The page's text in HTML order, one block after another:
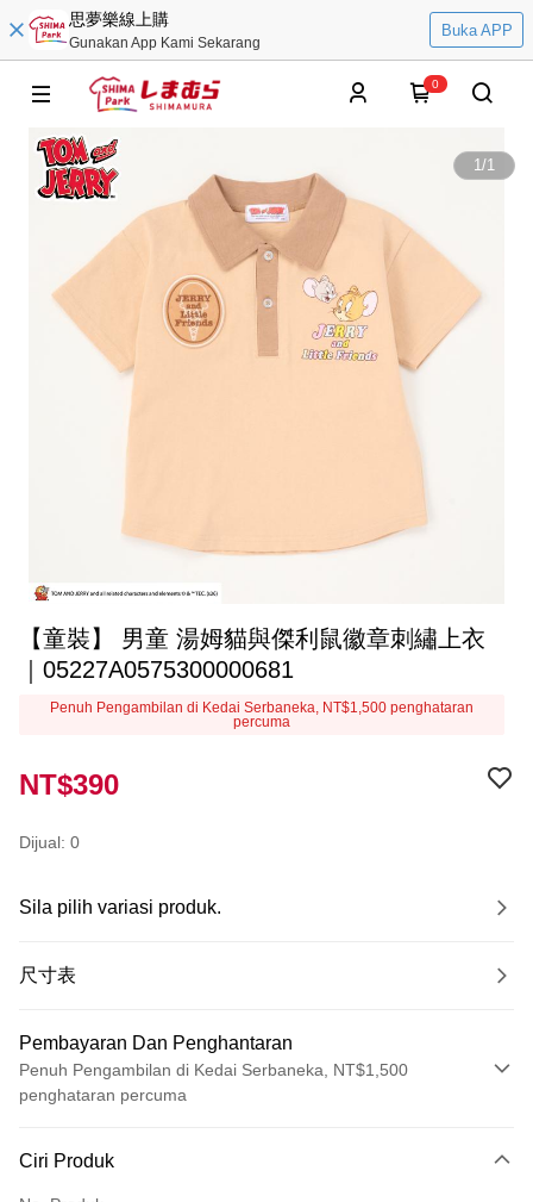
思夢樂線上購
Gunakan App Kami Sekarang
Buka APP
0
1/1
【童裝】 男童 湯姆貓與傑利鼠徽章刺繡上衣
｜05227A0575300000681
Penuh Pengambilan di Kedai Serbaneka, NT$1,500 penghataran
percuma
NT$390
Dijual: 0
Sila pilih variasi produk.
尺寸表
Pembayaran Dan Penghantaran
Penuh Pengambilan di Kedai Serbaneka, NT$1,500
penghataran percuma
Kad Kredit (Bayaran Penuh)
Ciri Produk